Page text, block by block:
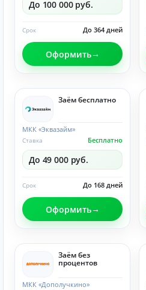
До 100 000 руб.
До 364 дней
Срок
Оформить
Заём бесплатно
МКК «Эквазайм»
Бесплатно
Ставка
До 49 000 руб.
До 168 дней
Срок
Оформить
Заём без
процентов
МКК «Дополучкино»